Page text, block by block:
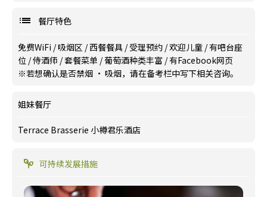
餐厅特色
免费WiFi /吸烟区 /西餐餐具 /受理预约 /欢迎儿童 /有吧台座
位 /侍酒师 /套餐菜单 /葡萄酒种类丰富 /有Facebook网页
※若想确认是否禁烟 · 吸烟，请在备考栏中写下相关咨询。
姐妹餐厅
Terrace Brasserie 小樽君乐酒店
可持续发展措施